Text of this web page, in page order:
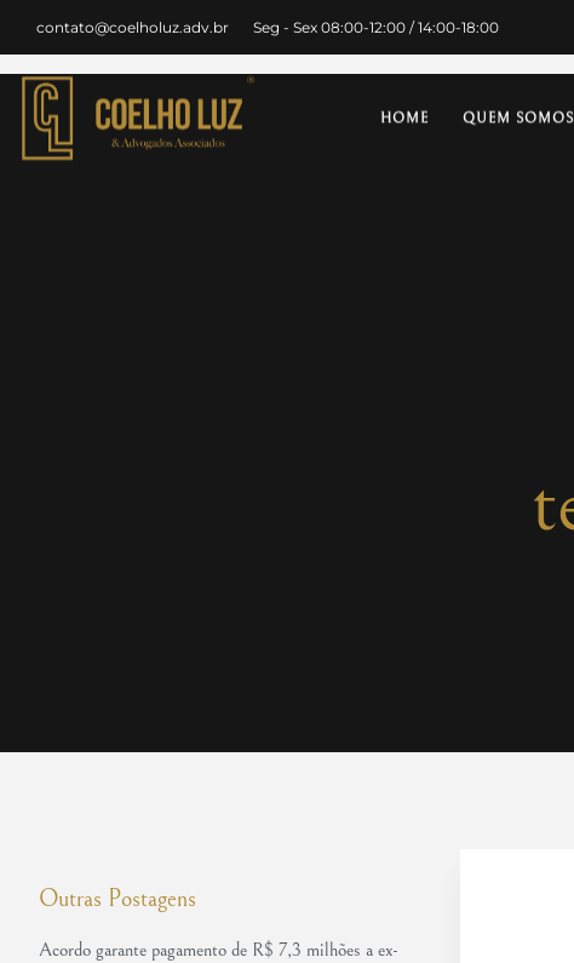
contato@coelholuz.adv.br Seg - Sex 08:00-12:00 / 14:00-18:00
HOME QUEM SOMOS
Outras Postagens
Acordo garante pagamento de R$ 7,3 milhões a ex-